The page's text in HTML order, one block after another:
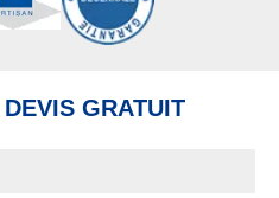
GRATUIT